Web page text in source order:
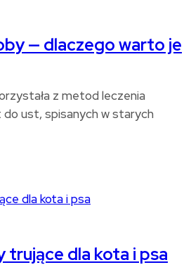
— dlaczego warto je
z metod leczenia
ust, spisanych w starych
trujące dla kota i psa